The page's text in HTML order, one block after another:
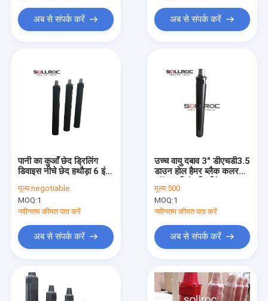
उत्पाद
हमारे बारे में
फैक्टरी यात्रा
समाचार
सभी मामलों
डीटीएच ड्रिलिंग उपकरण
अब से संपर्क करें अब से संपर्क करें
पानी का कुआँ छेद ड्रिलिंग
डिवाइस नीचे छेद हथौड़ा 6 इंच
मूल्य:negotiable
MOQ:1
नवीनतम कीमत पता करें
अब से संपर्क करें
उच्च वायु दबाव 3" डीएचडी3.5
डाउन होल हैमर ब्लैक कलर
मूल्य:500
MOQ:1
नवीनतम कीमत पता करें
अब से संपर्क करें